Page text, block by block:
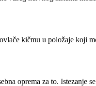
kičmu u položaje
oprema za to.